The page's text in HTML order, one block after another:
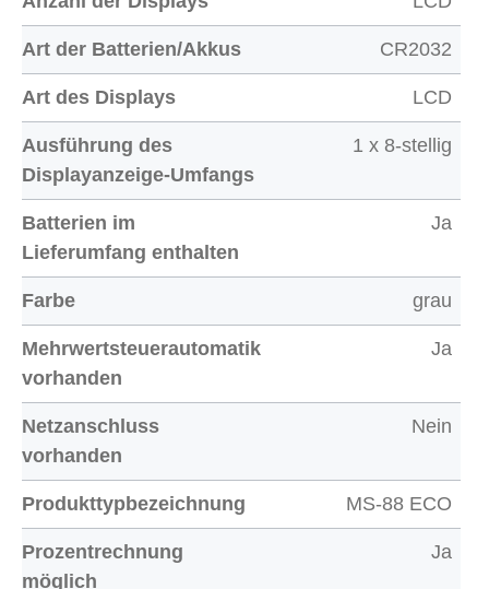
Art der Batterien/Akkus CR2032
Art des Displays LCD
Ausführung des
Displayanzeige-Umfangs
1 x 8-stellig
Batterien im
Lieferumfang enthalten
Ja
Farbe grau
Mehrwertsteuerautomatik
vorhanden
Ja
Netzanschluss
vorhanden
Nein
Produkttypbezeichnung MS-88 ECO
Prozentrechnung
möglich
Ja